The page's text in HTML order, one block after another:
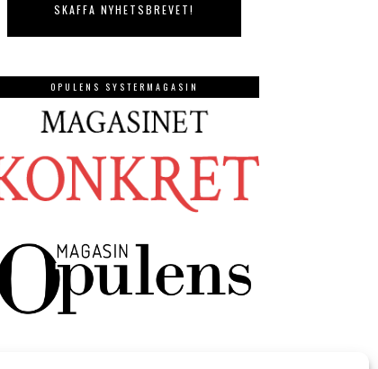
OPULENS SYSTERMAGASIN